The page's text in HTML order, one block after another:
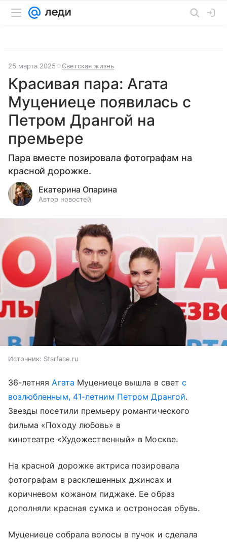
25 марта 2025 Светская жизнь
Красивая пара: Агата
Муцениеце появилась с
Петром Дрангой на
премьере
Пара вместе позировала фотографам на
красной дорожке.
Екатерина Опарина
Автор новостей
Источник: Starface.ru
36-летняяАгата Муцениеце вышла в свет с
возлюбленным, 41-летним Петром Дрангой.
Звезды посетили премьеру романтического
фильма «Походу любовь» в
кинотеатре «Художественный» в Москве.
На красной дорожке актриса позировала
фотографам в расклешенных джинсах и
коричневом кожаном пиджаке. Ее образ
дополняли красная сумка и остроносая обувь.
Муцениеце собрала волосы в пучок и сделала